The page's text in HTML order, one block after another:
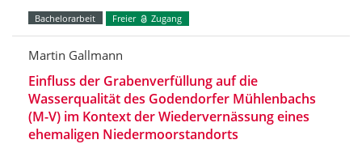
Bachelorarbeit Freier Zugang
Martin Gallmann
Einfluss der Grabenverfüllung auf die
Wasserqualität des Godendorfer Mühlenbachs
(M-V) im Kontext der Wiedervernässung eines
ehemaligen Niedermoorstandorts